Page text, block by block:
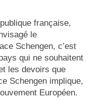
française,
le
Schengen, c’est
qui ne souhaitent
les devoirs que
Schengen implique,
Européen.